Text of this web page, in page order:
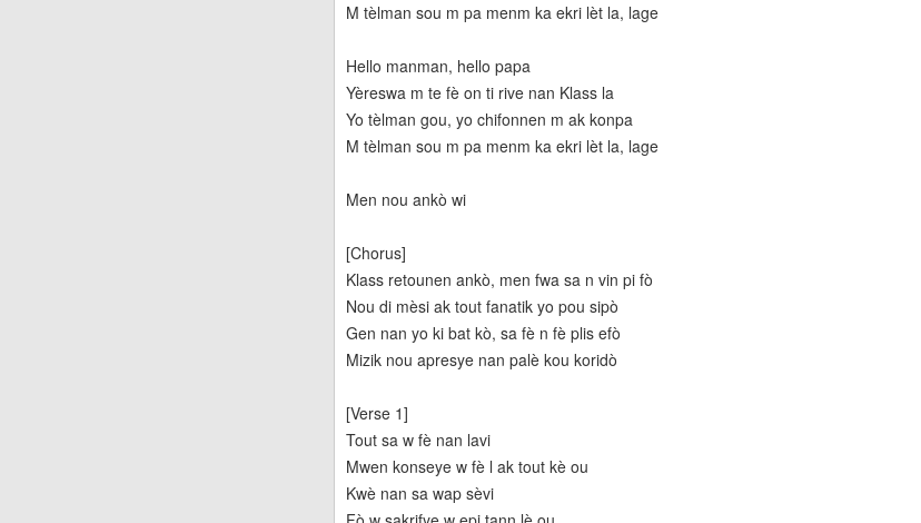
M tèlman sou m pa menm ka ekri lèt la, lage
Hello manman, hello papa
Yèreswa m te fè on ti rive nan Klass la
Yo tèlman gou, yo chifonnen m ak konpa
M tèlman sou m pa menm ka ekri lèt la, lage
Men nou ankò wi
[Chorus]
Klass retounen ankò, men fwa sa n vin pi fò
Nou di mèsi ak tout fanatik yo pou sipò
Gen nan yo ki bat kò, sa fè n fè plis efò
Mizik nou apresye nan palè kou koridò
[Verse 1]
Tout sa w fè nan lavi
Mwen konseye w fè l ak tout kè ou
Kwè nan sa wap sèvi